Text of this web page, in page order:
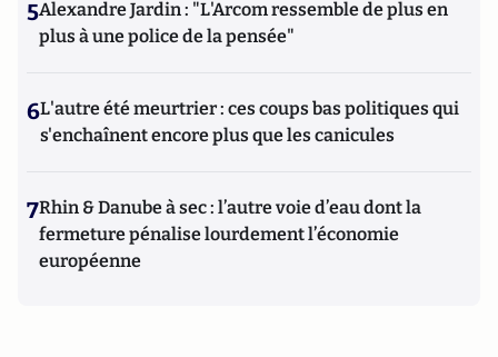
5Alexandre Jardin : "L'Arcom ressemble de plus en
plus à une police de la pensée"
6L'autre été meurtrier : ces coups bas politiques qui
s'enchaînent encore plus que les canicules
7Rhin & Danube à sec : l’autre voie d’eau dont la
fermeture pénalise lourdement l’économie
européenne